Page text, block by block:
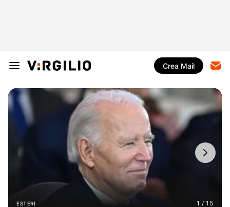
Crea Mail
ESTERI